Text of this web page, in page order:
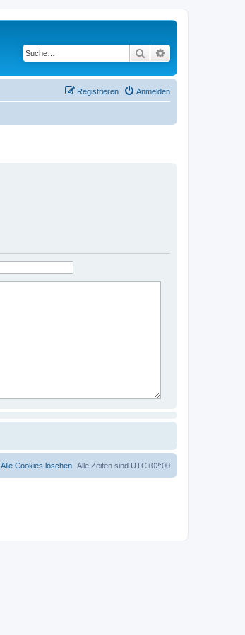
Suche
Anmelden
Registrieren
Alle Zeiten sind UTC+02:00
Alle Cookies löschen